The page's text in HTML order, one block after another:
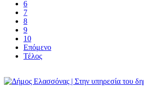
6
7
8
9
10
Επόμενο
Τέλος